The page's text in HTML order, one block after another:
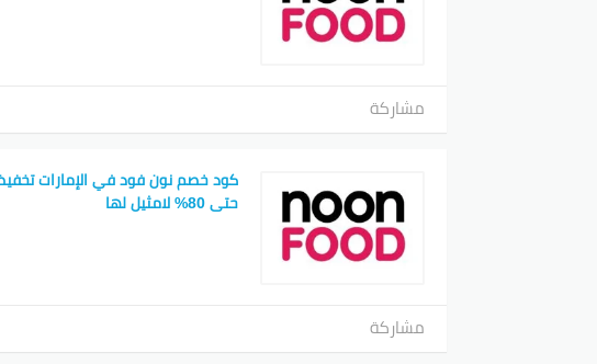
مشاركة
كود خصم نون فود في الإمارات
حتى 80% لامثيل لها
مشاركة